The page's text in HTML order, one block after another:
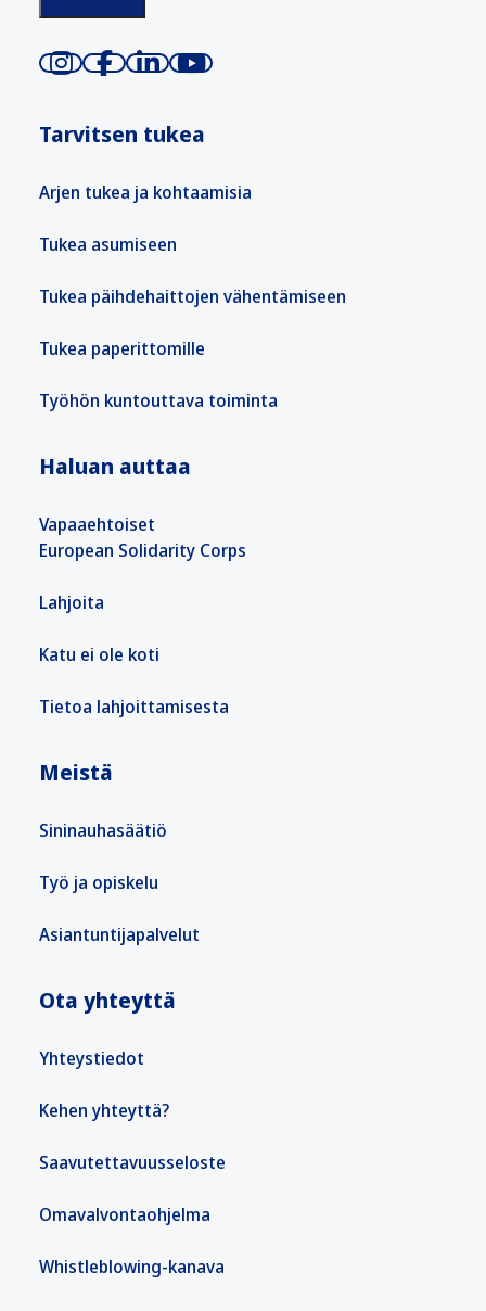
Tarvitsen tukea
Arjen tukea ja kohtaamisia
Tukea asumiseen
Tukea päihdehaittojen vähentämiseen
Tukea paperittomille
Työhön kuntouttava toiminta
Haluan auttaa
Vapaaehtoiset
European Solidarity Corps
Lahjoita
Katu ei ole koti
Tietoa lahjoittamisesta
Meistä
Sininauhasäätiö
Työ ja opiskelu
Asiantuntijapalvelut
Ota yhteyttä
Yhteystiedot
Kehen yhteyttä?
Saavutettavuusseloste
Omavalvontaohjelma
Whistleblowing-kanava